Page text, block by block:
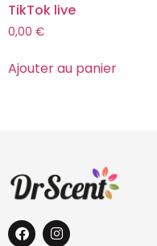
TikTok live
0,00 €
Ajouter au panier